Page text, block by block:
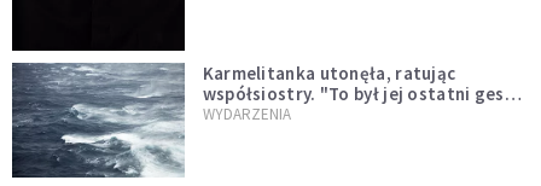
Karmelitanka utonęła, ratując
współsiostry. "To był jej ostatni gest
miłości"
WYDARZENIA